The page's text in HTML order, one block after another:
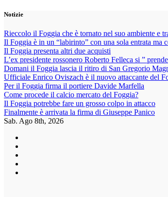
Vai
contenuto
Notizie
Rieccolo il Foggia che è tornato nel suo ambiente e
Il Foggia è in un “labirinto” con una sola entrata ma
Il Foggia presenta altri due acquisti
L’ex presidente rossonero Roberto Felleca si ”
Domani il Foggia lascia il ritiro di San Gregorio
Ufficiale Enrico Oviszach è il nuovo attaccante del
Per il Foggia firma il portiere Davide Marfella
Come procede il calcio mercato del Foggia?
Il Foggia potrebbe fare un grosso colpo in attacco
Finalmente è arrivata la firma di Giuseppe Panico
Sab. Ago 8th, 2026